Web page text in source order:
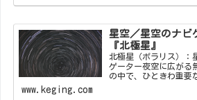
色々なメッセージをあ
があなたにとって一生
ることでしょう。
星空／星空のナビ
『北極星』
北極星（ポラリス）：
ゲーター夜空に広がる
の中で、ひときわ重要
www.keging.com